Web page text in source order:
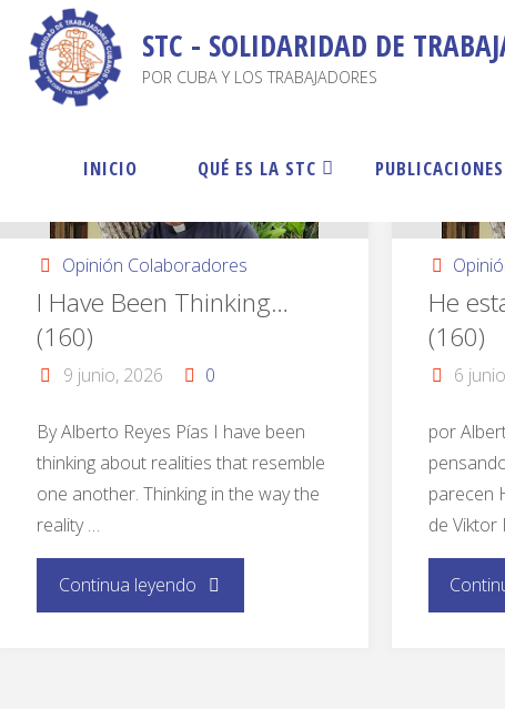
STC - SOLIDARIDAD DE
POR CUBA Y LOS TRABAJADORES
INICIO QUÉ ES LA STC PUBLICACIONES
Opinión Colaboradores
I Have Been Thinking…
(160)
9 junio, 2026 0
By Alberto Reyes Pías I have been
thinking about realities that resemble
one another. Thinking in the way the
reality …
Continua leyendo
He
(160)
6
por
parecen
de Viktor